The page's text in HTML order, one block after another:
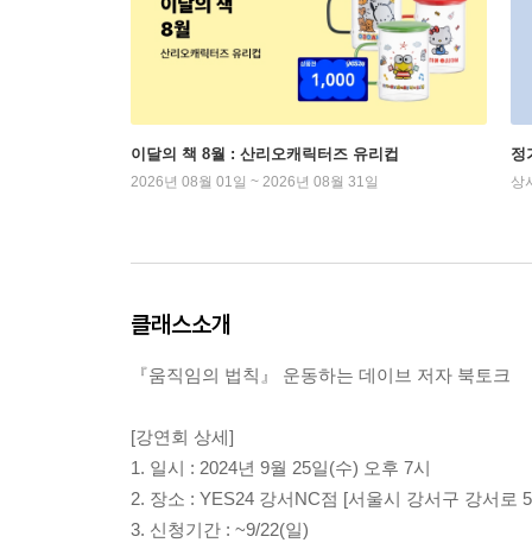
이달의 책 8월 : 산리오캐릭터즈 유리컵
2026년 08월 01일 ~ 2026년 08월 31일
정
상
클래스소개
『움직임의 법칙』 운동하는 데이브 저자 북토크
[강연회 상세]
1. 일시 : 2024년 9월 25일(수) 오후 7시
2. 장소 : YES24 강서NC점 [서울시 강서구 강서로
3. 신청기간 : ~9/22(일)